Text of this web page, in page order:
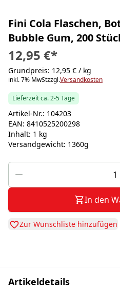
Fini Cola Flaschen,
Bubble Gum, 200
12,95 €*
Grundpreis: 12,95 € / kg
inkl. 7% MwStzzgl.Versandkosten
Lieferzeit ca. 2-5 Tage
Artikel-Nr.: 104203
EAN: 8410525200298
Inhalt: 1 kg
Versandgewicht: 1360g
In den
Zur Wunschliste hinzufügen
Artikeldetails